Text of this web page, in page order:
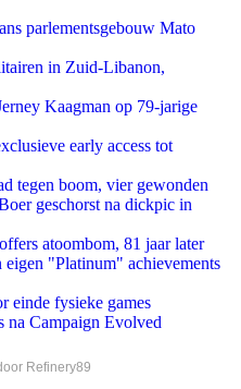
parlementsgebouw Mato
in Zuid-Libanon,
Kaagman op 79-jarige
early access tot
tegen boom, vier gewonden
geschorst na dickpic in
atoombom, 81 jaar later
"Platinum" achievements
einde fysieke games
na Campaign Evolved
Refinery89